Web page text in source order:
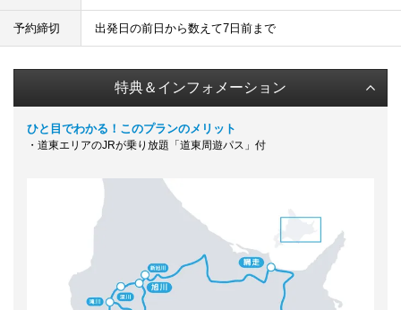
予約締切 出発日の前日から数えて7日前まで
特典＆インフォメーション
ひと目でわかる！このプランのメリット
・道東エリアのJRが乗り放題「道東周遊パス」付